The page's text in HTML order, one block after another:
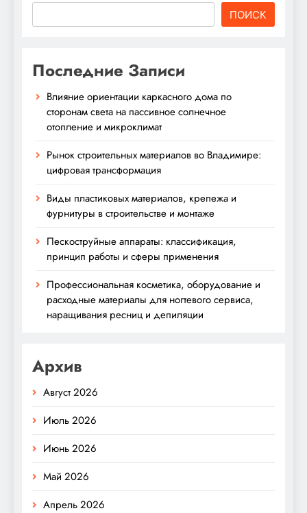
ПОИСК
Последние Записи
Влияние ориентации каркасного дома по
сторонам света на пассивное солнечное
отопление и микроклимат
Рынок строительных материалов во Владимире:
цифровая трансформация
Виды пластиковых материалов, крепежа и
фурнитуры в строительстве и монтаже
Пескоструйные аппараты: классификация,
принцип работы и сферы применения
Профессиональная косметика, оборудование и
расходные материалы для ногтевого сервиса,
наращивания ресниц и депиляции
Архив
Август 2026
Июль 2026
Июнь 2026
Май 2026
Апрель 2026